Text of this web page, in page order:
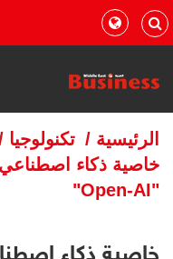
الرئيسية / تكنولوجيا
خاصية ذكاء
"Open-AI"